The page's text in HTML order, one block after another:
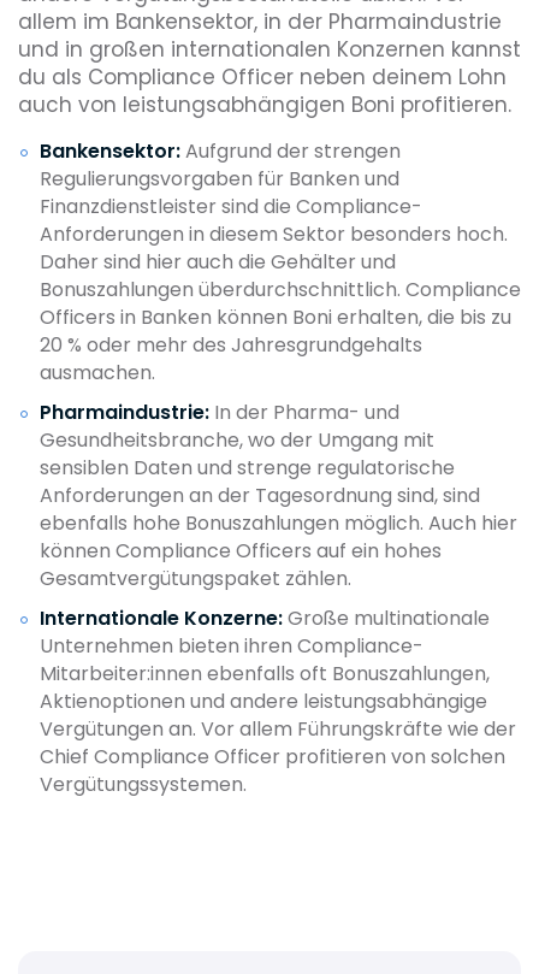
allem im Bankensektor, in der Pharmaindustrie
und in großen internationalen Konzernen kannst
du als Compliance Officer neben deinem Lohn
auch von leistungsabhängigen Boni profitieren.
Bankensektor:Aufgrund der strengen
Regulierungsvorgaben für Banken und
Finanzdienstleister sind die Compliance-
Anforderungen in diesem Sektor besonders hoch.
Daher sind hier auch die Gehälter und
Bonuszahlungen überdurchschnittlich. Compliance
Officers in Banken können Boni erhalten, die bis zu
20 % oder mehr des Jahresgrundgehalts
ausmachen.
Pharmaindustrie: In der Pharma- und
Gesundheitsbranche, wo der Umgang mit
sensiblen Daten und strenge regulatorische
Anforderungen an der Tagesordnung sind, sind
ebenfalls hohe Bonuszahlungen möglich. Auch hier
können Compliance Officers auf ein hohes
Gesamtvergütungspaket zählen.
Internationale Konzerne:Große multinationale
Unternehmen bieten ihren Compliance-
Mitarbeiter:innen ebenfalls oft Bonuszahlungen,
Aktienoptionen und andere leistungsabhängige
Vergütungen an. Vor allem Führungskräfte wie der
Chief Compliance Officer profitieren von solchen
Vergütungssystemen.